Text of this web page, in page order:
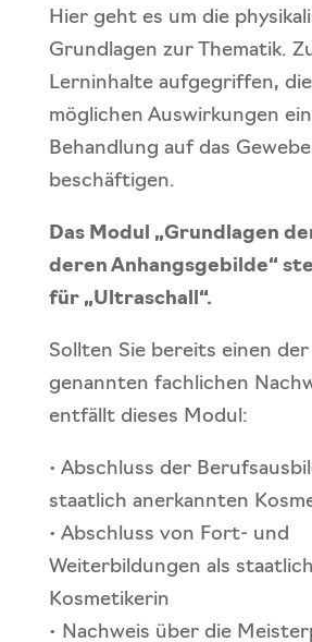
Hier geht es um die
Grundlagen zur Thematik.
Lerninhalte aufgegriffen,
möglichen Auswirkungen
Behandlung auf das Gewebe
beschäftigen.
Das Modul „Grundlagen
deren Anhangsgebilde“
für „Ultraschall“.
Sollten Sie bereits einen
genannten fachlichen
entfällt dieses Modul:
• Abschluss der
staatlich anerkannten
• Abschluss von Fort- und
Weiterbildungen als
Kosmetikerin
• Nachweis über die